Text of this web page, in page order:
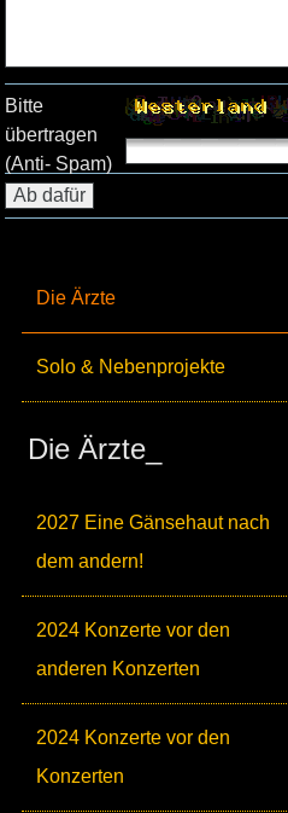
Die Ärzte
Solo & Nebenprojekte
Die Ärzte_
2027 Eine Gänsehaut nach
dem andern!
2024 Konzerte vor den
anderen Konzerten
2024 Konzerte vor den
Konzerten
Bitte
übertragen
(Anti- Spam)